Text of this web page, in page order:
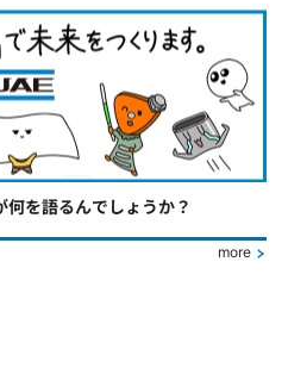
を語るんでしょうか？
more